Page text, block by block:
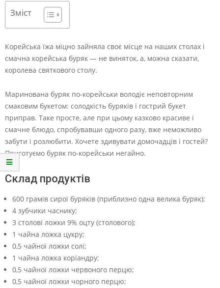
Зміст
Корейська їжа міцно зайняла своє місце на наших столах і
смачна корейська буряк — не виняток, а, можна сказати,
королева святкового столу.
Маринована буряк по-корейськи володіє неповторним
смаковим букетом: солодкість буряків і гострий букет
приправ. Таке просте, але при цьому казково красиве і
смачне блюдо, спробувавши одного разу, вже неможливо
забути і розлюбити. Хочете здивувати домочадців і гостей?
Приготуємо буряк по-корейськи негайно.
Склад продуктів
600 грамів сирої буряків (приблизно одна велика буряк);
4 зубчики часнику;
3 столові ложки 9% оцту (столового);
1 чайна ложка цукру;
0,5 чайної ложки солі;
1 чайна ложка коріандру;
0,5 чайної ложки червоного перцю;
0,5 чайної ложки чорного перцю;